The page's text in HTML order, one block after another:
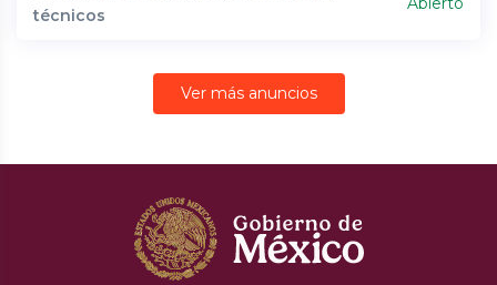
técnicos
Ver más anuncios